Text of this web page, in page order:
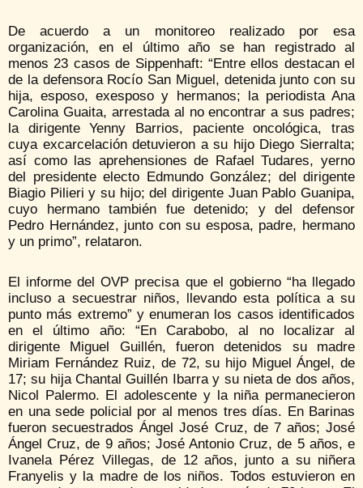
De acuerdo a un monitoreo realizado por esa
organización, en el último año se han registrado al
menos 23 casos de Sippenhaft: “Entre ellos destacan el
de la defensora Rocío San Miguel, detenida junto con su
hija, esposo, exesposo y hermanos; la periodista Ana
Carolina Guaita, arrestada al no encontrar a sus padres;
la dirigente Yenny Barrios, paciente oncológica, tras
cuya excarcelación detuvieron a su hijo Diego Sierralta;
así como las aprehensiones de Rafael Tudares, yerno
del presidente electo Edmundo González; del dirigente
Biagio Pilieri y su hijo; del dirigente Juan Pablo Guanipa,
cuyo hermano también fue detenido; y del defensor
Pedro Hernández, junto con su esposa, padre, hermano
y un primo”, relataron.
El informe del OVP precisa que el gobierno “ha llegado
incluso a secuestrar niños, llevando esta política a su
punto más extremo” y enumeran los casos identificados
en el último año: “En Carabobo, al no localizar al
dirigente Miguel Guillén, fueron detenidos su madre
Miriam Fernández Ruiz, de 72, su hijo Miguel Ángel, de
17; su hija Chantal Guillén Ibarra y su nieta de dos años,
Nicol Palermo. El adolescente y la niña permanecieron
en una sede policial por al menos tres días. En Barinas
fueron secuestrados Ángel José Cruz, de 7 años; José
Ángel Cruz, de 9 años; José Antonio Cruz, de 5 años, e
Ivanela Pérez Villegas, de 12 años, junto a su niñera
Franyelis y la madre de los niños. Todos estuvieron en